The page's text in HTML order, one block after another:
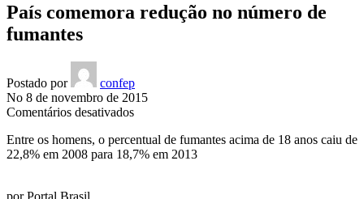
País comemora redução no número de
fumantes
Postado por
confep
No 8 de novembro de 2015
Comentários desativadosem
comemora
redução
Entre os homens, o percentual de fumantes acima de 18 anos caiu de
22,8% em 2008 para 18,7% em 2013
porPortal Brasil